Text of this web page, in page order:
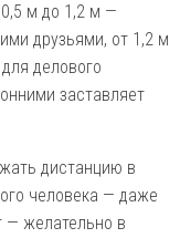
м до 1,2 м —
друзьями, от 1,2 м
делового
заставляет
дистанцию в
человека — даже
— желательно в